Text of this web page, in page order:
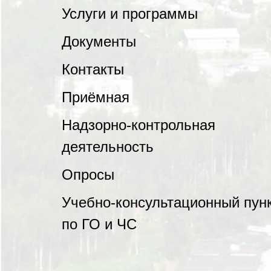
Услуги и программы
Документы
Контакты
Приёмная
Надзорно-контрольная
деятельность
Опросы
Учебно-консультационный
по ГО и ЧС